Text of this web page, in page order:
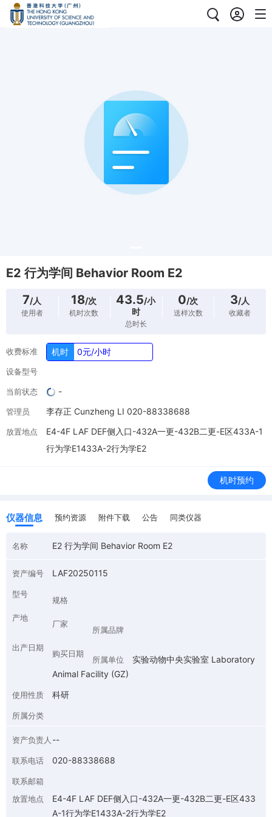
E2 行为学间 Behavior Room E2
7/人
使用者
18/次
机时次数
43.5/小
时
总时长
0/次
送样次数
3/人
收藏者
收费标准 机时 0元/小时
设备型号
当前状态 -
管理员 李存正 Cunzheng LI 020-88338688
放置地点
E4-4F LAF DEF侧入口-432A一更-432B二更-E区433A-1
行为学E1433A-2行为学E2
机时预约
仪器信息 预约资源 附件下载 公告 同类仪器
名称 E2 行为学间 Behavior Room E2
资产编号 LAF20250115
型号
规格
产地
厂家
所属品牌
出产日期
购买日期
所属单位
实验动物中央实验室 Laboratory
Animal Facility (GZ)
使用性质 科研
所属分类
资产负责人 --
联系电话 020-88338688
联系邮箱
放置地点
E4-4F LAF DEF侧入口-432A一更-432B二更-E区433
A-1行为学E1433A-2行为学E2